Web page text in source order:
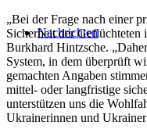
Nachrichten
„Bei der Frage nach einer
Sicherheit der Geflüchteten
Burkhard Hintzsche.
System, in dem überprüft
gemachten Angaben
mittel- oder langfristige
unterstützen uns die
Ukrainerinnen und